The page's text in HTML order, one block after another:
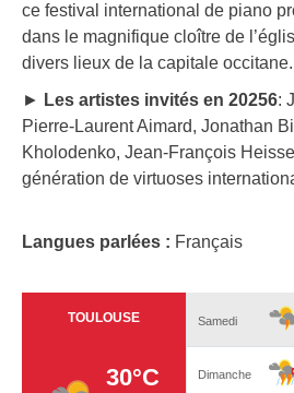
ce festival international de piano
dans le magnifique cloître de
divers lieux de la capitale occitane.
► Les artistes invités en 20256:
Pierre-Laurent Aimard, Jonathan
Kholodenko, Jean-François
génération de virtuoses
Langues parlées : Français